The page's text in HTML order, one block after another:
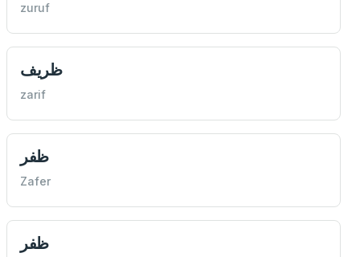
zuruf
ظريف
zarif
ظفر
Zafer
ظفر